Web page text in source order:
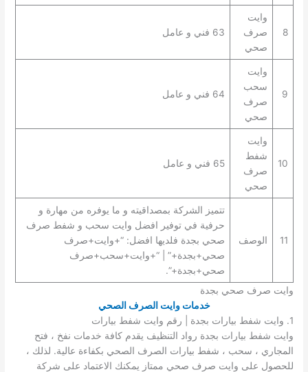
8
وايت
صرف
صحي
63 فني و عامل
9
وايت
سحب
صرف
صحي
64 فني و عامل
10
وايت
شفط
صرف
صحي
65 فني و عامل
11 الوصف
تتميز الشركة بمصداقيته و ما يوفره من مهارة و
حرفية في توفير افضل وايت سحب و شفط صرف
صحي بجدة فلديها افضل: “+وايت+صرف
صحي+بجدة+” | “+وايت+سحب+صرف
صحي+بجدة+”.
وايت صرف صحي بجدة
خدمات وايت الصرف الصحي
1. وايت شفط بيارات بجدة | رقم وايت شفط بيارات
وايت شفط بيارات بجدة رواد التنظيف يقدم كافة خدمات نفخ ، فتح
المجاري ، سحب ، شفط بيارات الصرف الصحي بكفاءة عالية. لذلك ،
للحصول على وايت صرف صحي ممتاز يمكنك الاعتماد على شركة